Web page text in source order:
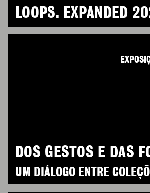
LOOPS. EXPANDED
DOS GESTOS E DAS
UM DIÁLOGO ENTRE